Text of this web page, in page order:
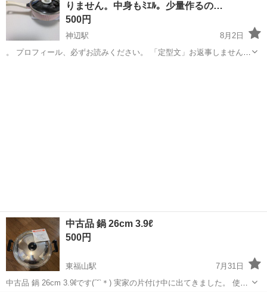
たします。 専用の元箱や冊子...りません。中身もﾐｴﾙ。少量作るの…
500円
神辺駅
8月2日
。 プロフィール、必ずお読みください。 「定型文」お返事しません！
中古品 鍋 26cm 3.9ℓ
500円
東福山駅
7月31日
中古品 鍋 26cm 3.9ℓです(´˘`＊) 実家の片付け中に出てきました。 使っ